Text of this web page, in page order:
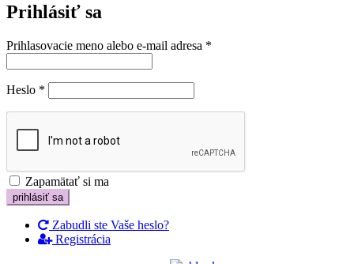
Prihlásiť sa
Prihlasovacie meno alebo e-mail adresa *
Heslo *
Zapamätať si ma
Zabudli ste Vaše heslo?
Registrácia